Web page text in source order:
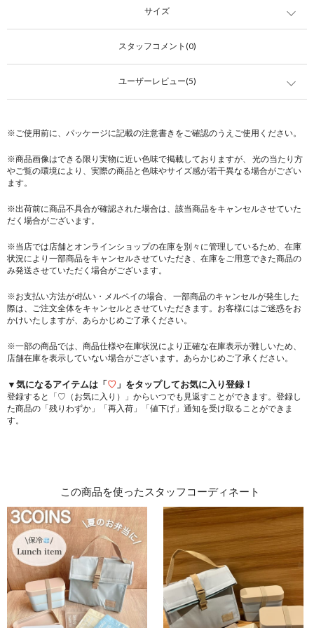
サイズ
スタッフコメント(0)
ユーザーレビュー(5)
※ご使用前に、パッケージに記載の注意書きをご確認のうえご使用ください。
※商品画像はできる限り実物に近い色味で掲載しておりますが、 光の当たり方
やご覧の環境により、実際の商品と色味やサイズ感が若干異なる場合がござい
ます。
※出荷前に商品不具合が確認された場合は、該当商品をキャンセルさせていた
だく場合がございます。
※当店では店舗とオンラインショップの在庫を別々に管理しているため、在庫
状況により一部商品をキャンセルさせていただき、在庫をご用意できた商品の
み発送させていただく場合がございます。
※お支払い方法がd払い・メルペイの場合、 一部商品のキャンセルが発生した
際は、ご注文全体をキャンセルとさせていただきます。お客様にはご迷惑をお
かけいたしますが、あらかじめご了承ください。
※一部の商品では、商品仕様や在庫状況により正確な在庫表示が難しいため、
店舗在庫を表示していない場合がございます。あらかじめご了承ください。
▼気になるアイテムは「♡ 」をタップしてお気に入り登録！
登録すると「♡（お気に入り）」からいつでも見返すことができます。登録し
た商品の「残りわずか」「再入荷」「値下げ」通知を受け取ることができま
す。
この商品を使ったスタッフコーディネート